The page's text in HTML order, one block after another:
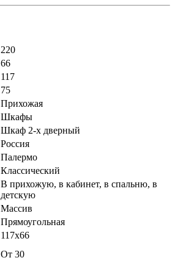
220
66
117
75
Прихожая
Шкафы
Шкаф 2-х дверный
Россия
Палермо
Классический
В прихожую, в кабинет, в спальню, в
детскую
Массив
Прямоугольная
117х66
От 30